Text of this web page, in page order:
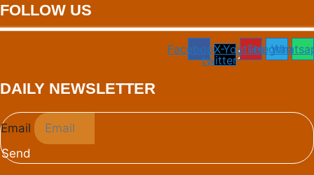
FOLLOW US
FacebookX-
twitter
YoutubeTelegram
DAILY NEWSLETTER
Email
Send